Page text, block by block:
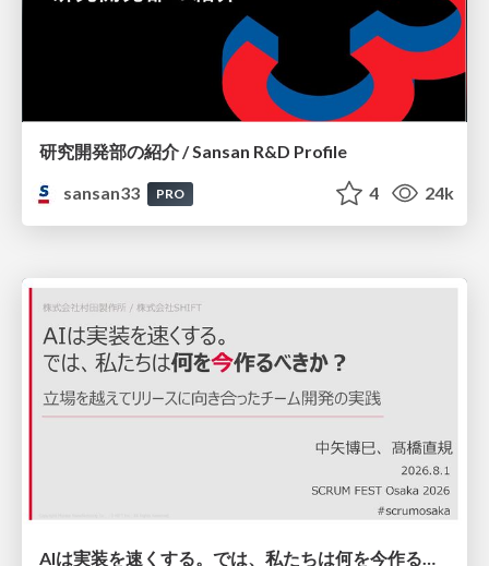
研究開発部の紹介 / Sansan R&D Profile
sansan33
PRO 4 24k